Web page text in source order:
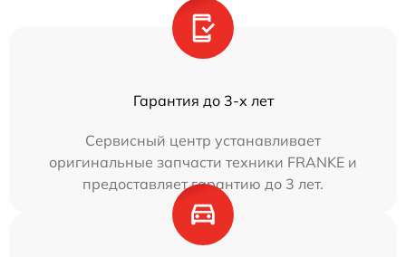
Гарантия до 3-х лет
Сервисный центр устанавливает
оригинальные запчасти техники FRANKE и
предоставляет гарантию до 3 лет.